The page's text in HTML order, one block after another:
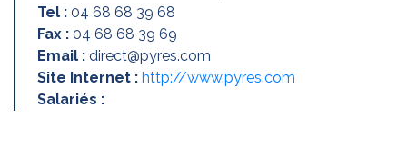
Tel : 04 68 68 39 68
Fax : 04 68 68 39 69
Email : direct@pyres.com
Site Internet : http://www.pyres.com
Salariés :